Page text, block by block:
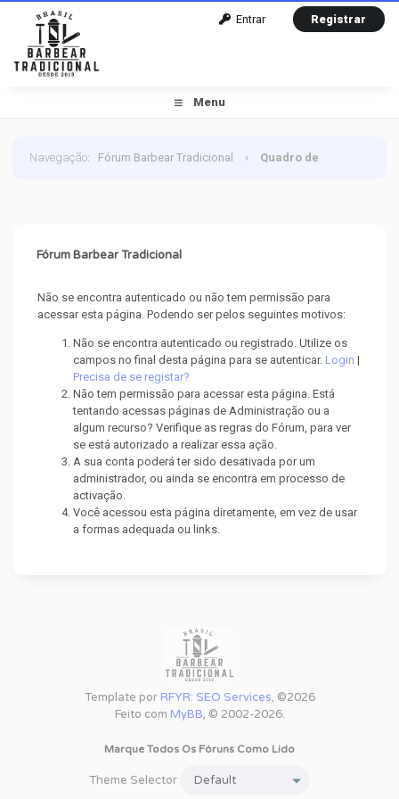
Entrar Registrar
Menu
Navegação: Fórum Barbear Tradicional › Quadro de
Fórum Barbear Tradicional
Não se encontra autenticado ou não tem permissão para
acessar esta página. Podendo ser pelos seguintes motivos:
Não se encontra autenticado ou registrado. Utilize os
campos no final desta página para se autenticar. Login |
Precisa de se registar?
Não tem permissão para acessar esta página. Está
tentando acessas páginas de Administração ou a
algum recurso? Verifique as regras do Fórum, para ver
se está autorizado a realizar essa ação.
A sua conta poderá ter sido desativada por um
administrador, ou ainda se encontra em processo de
activação.
Você acessou esta página diretamente, em vez de usar
a formas adequada ou links.
Template por RFYR: SEO Services, ©2026
Feito com MyBB, © 2002-2026.
Marque Todos Os Fóruns Como Lido
Theme Selector